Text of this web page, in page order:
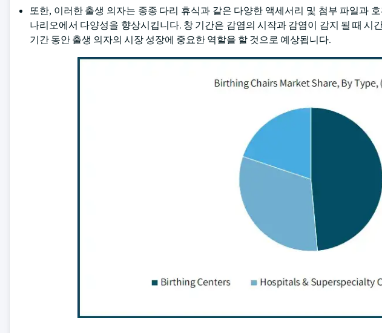
또한, 이러한 출생 의자는 종종 다리 휴식과 같은 다양한 액세서리 및 첨부 파일과
나리오에서 다양성을 향상시킵니다. 창 기간은 감염의 시작과 감염이 감지 될 때 시
기간 동안 출생 의자의 시장 성장에 중요한 역할을 할 것으로 예상됩니다.